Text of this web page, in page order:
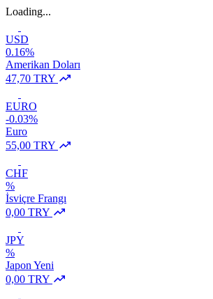
Loading...
USD
0.16%
Amerikan Doları
47,70 TRY
EURO
-0.03%
Euro
55,00 TRY
CHF
%
İsviçre Frangı
0,00 TRY
JPY
%
Japon Yeni
0,00 TRY